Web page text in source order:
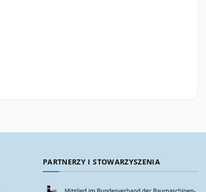
PARTNERZY I STOWARZYSZENIA